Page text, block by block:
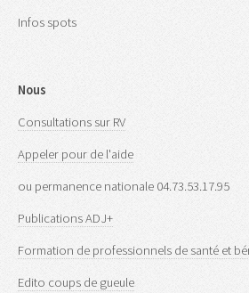
Infos spots
Nous
Consultations sur RV
Appeler pour de l'aide
ou permanence nationale 04.73.53.17.95
Publications ADJ+
Formation de professionnels de santé et
Edito coups de gueule